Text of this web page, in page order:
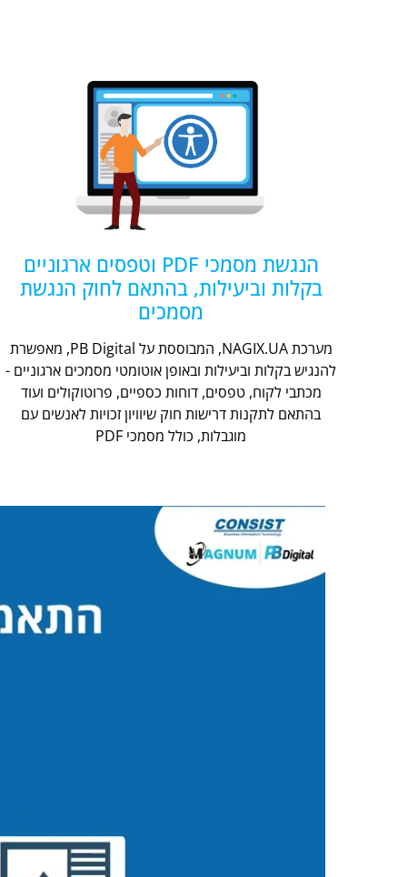
הנגשת מסמכי PDF וטפסים ארגוניים
בקלות וביעילות, בהתאם לחוק הנגשת
מסמכים
מערכת NAGIX.UA, המבוססת על PB Digital, מאפשרת
להנגיש בקלות וביעילות ובאופן אוטומטי מסמכים ארגוניים -
מכתבי לקוח, טפסים, דוחות כספיים, פרוטוקולים ועוד
בהתאם לתקנות דרישות חוק שיוויון זכויות לאנשים עם
מוגבלות, כולל מסמכי PDF